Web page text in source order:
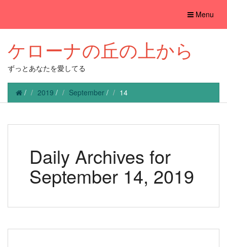
Toggle
Menu
ケローナの丘の上から
ずっとあなたを愛してる
/ 2019 / September / 14
Daily Archives for
September 14, 2019